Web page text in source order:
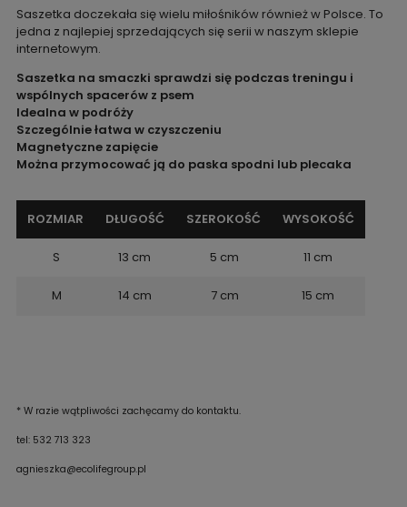
Saszetka doczekała się wielu miłośników również w Polsce. To
jedna z najlepiej sprzedających się serii w naszym sklepie
internetowym.
Saszetka na smaczki sprawdzi się podczas treningu i
wspólnych spacerów z psem
Idealna w podróży
Szczególnie łatwa w czyszczeniu
Magnetyczne zapięcie
Można przymocować ją do paska spodni lub plecaka
ROZMIAR DŁUGOŚĆ SZEROKOŚĆ WYSOKOŚĆ
S 13 cm 5 cm 11 cm
M 14 cm 7 cm 15 cm
* W razie wątpliwości zachęcamy do kontaktu.
tel: 532 713 323
agnieszka@ecolifegroup.pl